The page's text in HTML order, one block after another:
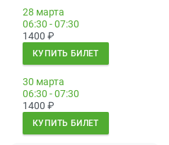
28 марта
06:30 - 07:30
1400 ₽
КУПИТЬ БИЛЕТ
30 марта
06:30 - 07:30
1400 ₽
КУПИТЬ БИЛЕТ